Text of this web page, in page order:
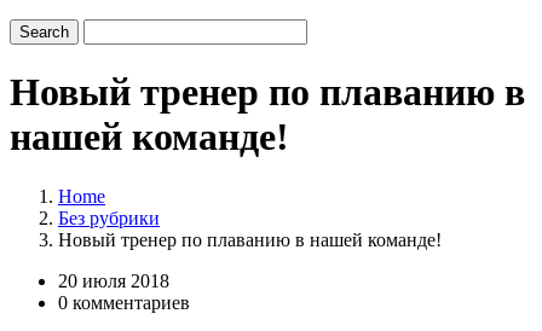
Новый тренер по плаванию в
нашей команде!
Home
Без рубрики
Новый тренер по плаванию в нашей команде!
20 июля 2018
0 комментариев